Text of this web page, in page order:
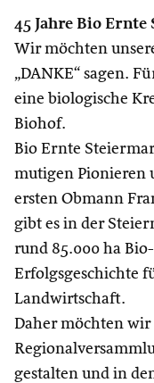
45 Jahre Bio
Wir möchten
„DANKE“ sagen.
eine biologische
Biohof.
Bio Ernte
mutigen Pionieren
ersten Obmann
gibt es in der
rund 85.000 ha
Erfolgsgeschichte
Landwirtschaft.
Daher möchten
gestalten und in